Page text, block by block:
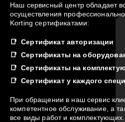
Наш сервисный центр обладает
осуществления
Korting сертификатами:
Сертификат авторизации
Сертификаты на
Сертификаты на
Сертификат у каждого
При обращении в наш сервис
компетентное обслуживание, а
все виды работ и комплектующих.